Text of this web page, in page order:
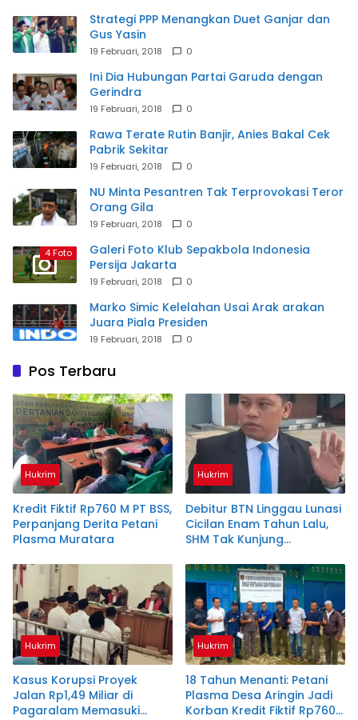
Strategi PPP Menangkan Duet Ganjar dan
Gus Yasin
19 Februari, 2018 0
Ini Dia Hubungan Partai Garuda dengan
Gerindra
19 Februari, 2018 0
Rawa Terate Rutin Banjir, Anies Bakal Cek
Pabrik Sekitar
19 Februari, 2018 0
NU Minta Pesantren Tak Terprovokasi Teror
Orang Gila
19 Februari, 2018 0
4 Foto
Galeri Foto Klub Sepakbola Indonesia
Persija Jakarta
19 Februari, 2018 0
Marko Simic Kelelahan Usai Arak arakan
Juara Piala Presiden
19 Februari, 2018 0
Pos Terbaru
Hukrim
Kredit Fiktif Rp760 M PT BSS,
Perpanjang Derita Petani
Plasma Muratara
Hukrim
Debitur BTN Linggau Lunasi
Cicilan Enam Tahun Lalu,
SHM Tak Kunjung
Hukrim
Kasus Korupsi Proyek
Jalan Rp1,49 Miliar di
Pagaralam Memasuki
Hukrim
18 Tahun Menanti: Petani
Plasma Desa Aringin Jadi
Korban Kredit Fiktif Rp760